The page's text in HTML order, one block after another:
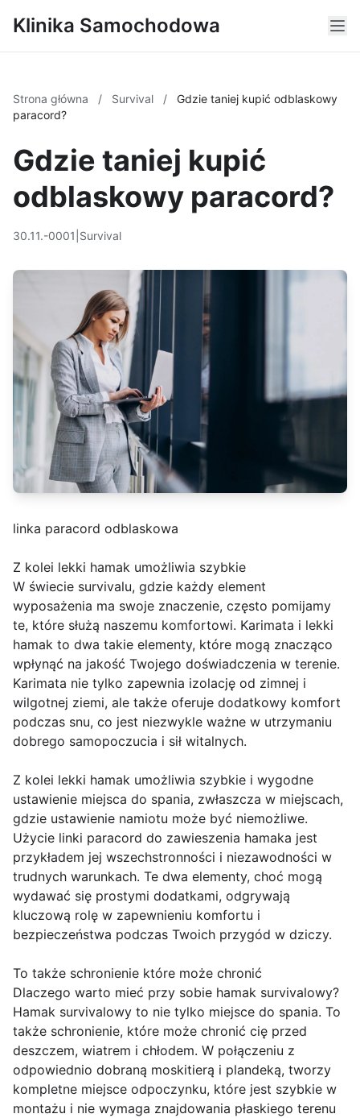
Klinika Samochodowa
Strona główna / Survival /
Gdzie taniej kupić odblaskowy
paracord?
Gdzie taniej kupić
odblaskowy paracord?
30.11.-0001 Survival
linka paracord odblaskowa
Z kolei lekki hamak umożliwia szybkie
W świecie survivalu, gdzie każdy element
wyposażenia ma swoje znaczenie, często pomijamy
te, które służą naszemu komfortowi. Karimata i lekki
hamak to dwa takie elementy, które mogą znacząco
wpłynąć na jakość Twojego doświadczenia w terenie.
Karimata nie tylko zapewnia izolację od zimnej i
wilgotnej ziemi, ale także oferuje dodatkowy komfort
podczas snu, co jest niezwykle ważne w utrzymaniu
dobrego samopoczucia i sił witalnych.
Z kolei lekki hamak umożliwia szybkie i wygodne
ustawienie miejsca do spania, zwłaszcza w miejscach,
gdzie ustawienie namiotu może być niemożliwe.
Użycie linki paracord do zawieszenia hamaka jest
przykładem jej wszechstronności i niezawodności w
trudnych warunkach. Te dwa elementy, choć mogą
wydawać się prostymi dodatkami, odgrywają
kluczową rolę w zapewnieniu komfortu i
bezpieczeństwa podczas Twoich przygód w dziczy.
To także schronienie które może chronić
Dlaczego warto mieć przy sobie hamak survivalowy?
Hamak survivalowy to nie tylko miejsce do spania. To
także schronienie, które może chronić cię przed
deszczem, wiatrem i chłodem. W połączeniu z
odpowiednio dobraną moskitierą i plandeką, tworzy
kompletne miejsce odpoczynku, które jest szybkie w
montażu i nie wymaga znajdowania płaskiego terenu